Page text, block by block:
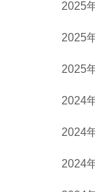
2025
2025
2025
2024
2024
2024